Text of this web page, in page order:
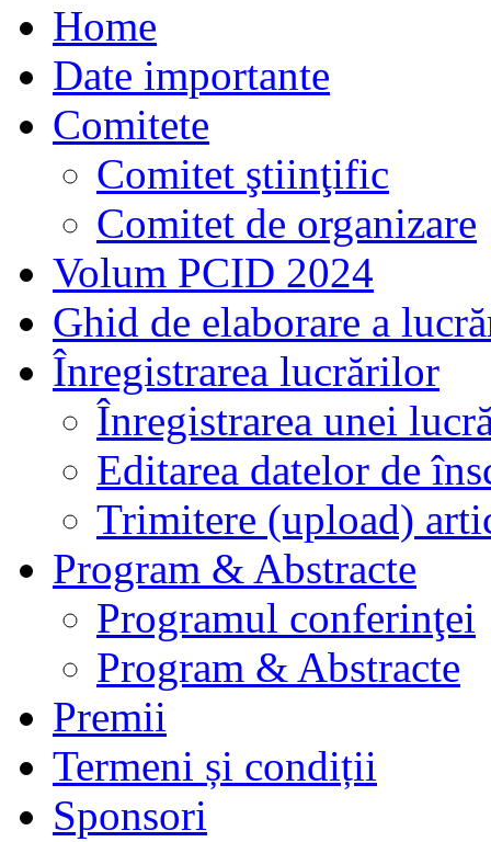
Home
Date importante
Comitete
Comitet ştiinţific
Comitet de organizare
Volum PCID 2024
Ghid de elaborare a
Înregistrarea lucrărilor
Înregistrarea unei
Editarea datelor de
Trimitere (upload)
Program & Abstracte
Programul conferinţei
Program & Abstracte
Premii
Termeni și condiții
Sponsori